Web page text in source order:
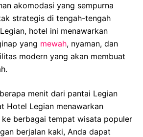
akomodasi yang sempurna
strategis di tengah-tengah
hotel ini menawarkan
yang mewah, nyaman, dan
modern yang akan membuat
menit dari pantai Legian
Hotel Legian menawarkan
ke berbagai tempat wisata populer
berjalan kaki, Anda dapat